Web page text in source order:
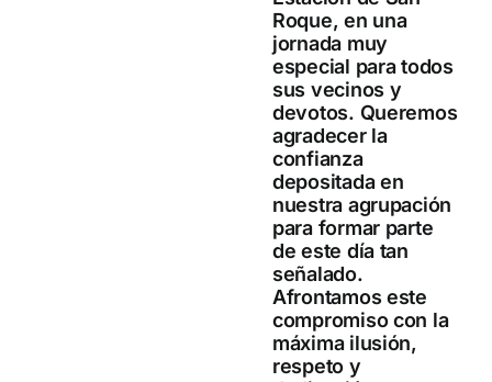
Roque, en una
jornada muy
especial para todos
sus vecinos y
devotos. Queremos
agradecer la
confianza
depositada en
nuestra agrupación
para formar parte
de este día tan
señalado.
Afrontamos este
compromiso con la
máxima ilusión,
respeto y